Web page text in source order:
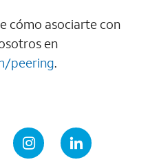
cómo asociarte con
en
peering.